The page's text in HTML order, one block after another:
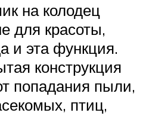
на колодец
для красоты,
и эта функция.
конструкция
попадания пыли,
птиц,